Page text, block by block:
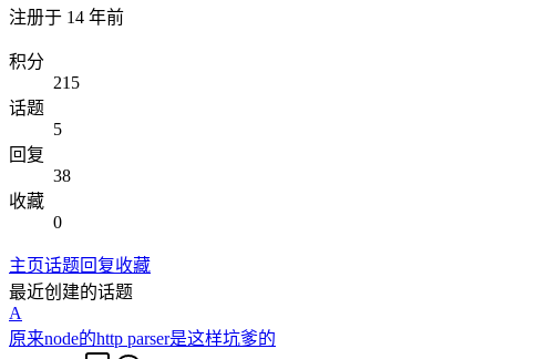
注册于 14 年前
积分
215
话题
5
回复
38
收藏
0
主页话题回复收藏
最近创建的话题
A
原来node的http parser是这样坑爹的